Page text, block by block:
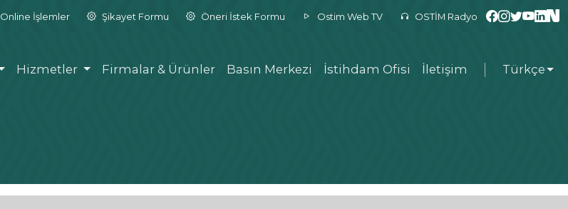
Online İşlemler Şikayet Formu Öneri İstek Formu Ostim Web TV OSTİM Radyo
Hizmetler Firmalar & Ürünler Basın Merkezi İstihdam Ofisi İletişim Türkçe